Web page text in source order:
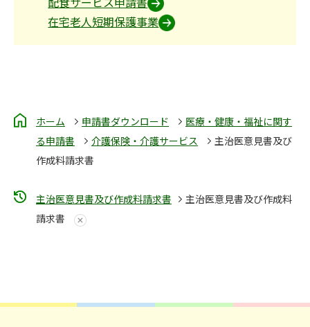
在宅老人短期保護事業
ホーム 申請書ダウンロード
医療・健康・福祉に関す
る申請書
介護保険・介護サービス
主治医意見書及び
作成料請求書
主治医意見書及び作成料請求書
主治医意見書及び作成料
請求書